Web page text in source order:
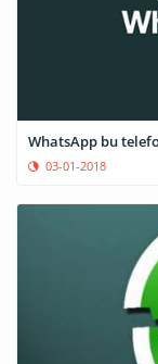
WhatsApp bu
03-01-2018